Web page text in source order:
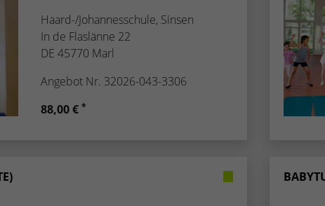
Haard-/Johannesschule, Sinsen
In de Flaslänne 22
DE 45770 Marl
Angebot Nr. 32026-043-3306
88,00 € *